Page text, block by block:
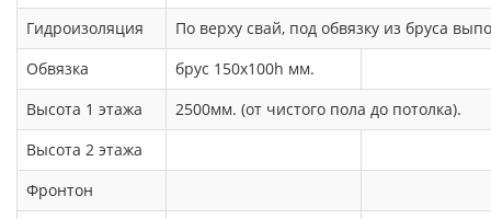
Гидроизоляция
По верху свай, под обвязку из бруса
Обвязка
брус 150х100h мм.
Высота 1 этажа
2500мм. (от чистого пола до потолка).
Высота 2 этажа
Фронтон